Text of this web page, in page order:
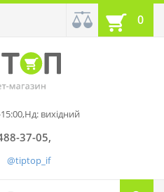
0
Нд: вихідний
37-05
@tiptop_if